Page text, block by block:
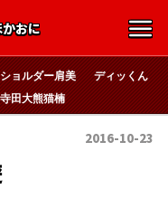
おに
ショルダー肩美
ディッくん
寺田大熊猫楠
2016-10-23